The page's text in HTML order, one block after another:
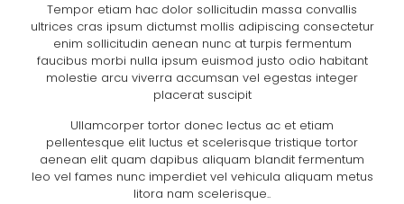
Tempor etiam hac dolor sollicitudin massa convallis
ultrices cras ipsum dictumst mollis adipiscing consectetur
enim sollicitudin aenean nunc at turpis fermentum
faucibus morbi nulla ipsum euismod justo odio habitant
molestie arcu viverra accumsan vel egestas integer
placerat suscipit
Ullamcorper tortor donec lectus ac et etiam
pellentesque elit luctus et scelerisque tristique tortor
aenean elit quam dapibus aliquam blandit fermentum
leo vel fames nunc imperdiet vel vehicula aliquam metus
litora nam scelerisque..